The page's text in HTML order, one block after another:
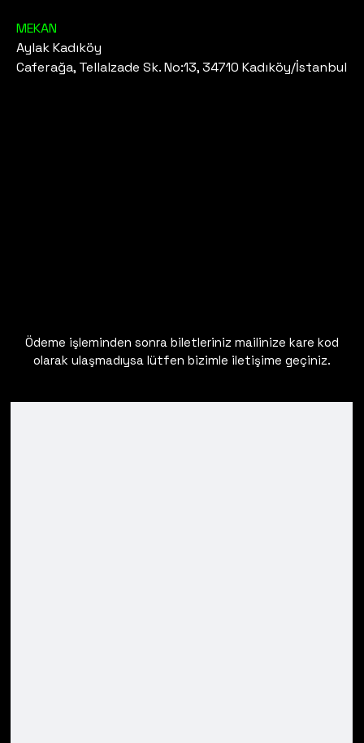
MEKAN
Aylak Kadıköy
Caferağa, Tellalzade Sk. No:13, 34710 Kadıköy/İstanbul
Ödeme işleminden sonra biletleriniz mailinize kare kod
olarak ulaşmadıysa lütfen bizimle iletişime geçiniz.